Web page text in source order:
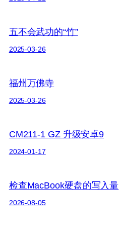
五不会武功的“竹”
2025-03-26
福州万佛寺
2025-03-26
CM211-1 GZ 升级安卓9
2024-01-17
检查MacBook硬盘的写入量
2026-08-05